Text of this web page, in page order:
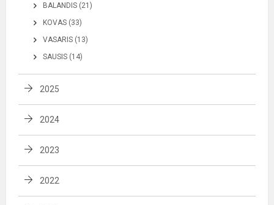
BALANDIS (21)
KOVAS (33)
VASARIS (13)
SAUSIS (14)
2025
2024
2023
2022